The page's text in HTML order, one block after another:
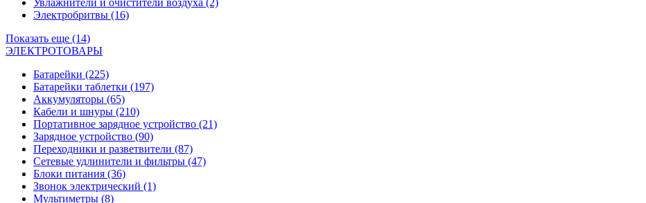
Увлажнители и очистители воздуха (2)
Электробритвы (16)
Показать еще (14)
ЭЛЕКТРОТОВАРЫ
Батарейки (225)
Батарейки таблетки (197)
Аккумуляторы (65)
Кабели и шнуры (210)
Портативное зарядное устройство (21)
Зарядное устройство (90)
Переходники и разветвители (87)
Сетевые удлинители и фильтры (47)
Блоки питания (36)
Звонок электрический (1)
Мультиметры (8)